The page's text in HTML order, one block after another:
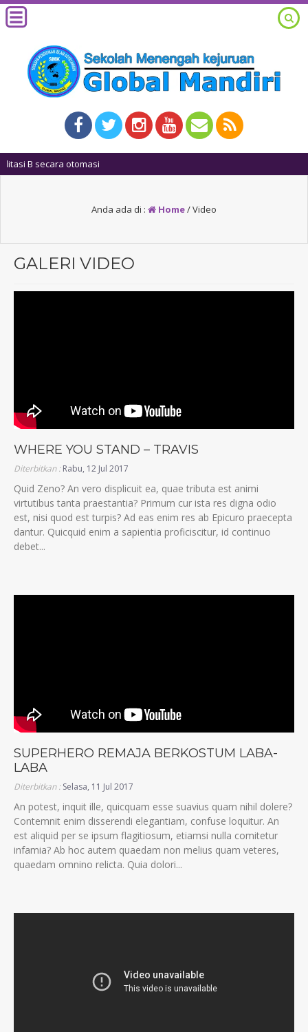
Anda ada di : Home/Video
GALERI VIDEO
WHERE YOU STAND – TRAVIS
Diterbitkan :Rabu, 12 Jul 2017
Quid Zeno? An vero displicuit ea, quae tributa est animi
virtutibus tanta praestantia? Primum cur ista res digna odio
est, nisi quod est turpis? Ad eas enim res ab Epicuro praecepta
dantur. Quicquid enim a sapientia proficiscitur, id continuo
debet...
SUPERHERO REMAJA BERKOSTUM LABA-
LABA
Diterbitkan :Selasa, 11 Jul 2017
An potest, inquit ille, quicquam esse suavius quam nihil dolere?
Contemnit enim disserendi elegantiam, confuse loquitur. An
est aliquid per se ipsum flagitiosum, etiamsi nulla comitetur
infamia? Ab hoc autem quaedam non melius quam veteres,
quaedam omnino relicta. Quia dolori...